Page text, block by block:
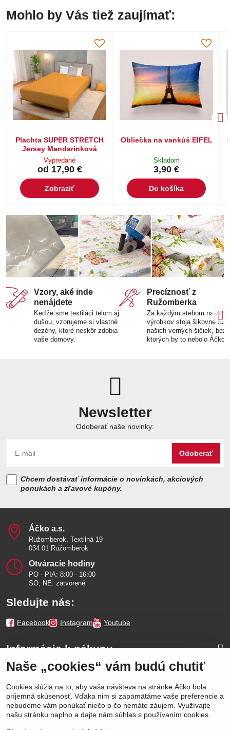
Mohlo by Vás tiež zaujímať:
Plachta SUPER STRETCH
Jersey Mandarinková
Vypredané
od 17,90 €
Zobraziť
Obliečka na vankúš EIFEL
Skladom
3,90 €
Do košíka
Vzory, aké inde
nenájdete
Keďže sme textiláci telom aj
dušou, vzorujeme si vlastné
dezény, ktoré neskôr zdobia
vaše domovy.
Precíznosť z
Ružomberka
Za každým stehom našich
výrobkov stoja šikovné ruky
našich verných šičiek, bez
ktorých by to nebolo Áčko.
Newsletter
Odoberať naše novinky:
Odoberať
Chcem dostávať informácie o novinkách, akciových
ponukách a zľavové kupóny.
Áčko a​.s​.
Ružomberok, Textilná 19
034 01 Ružomberok
Otváracie hodiny
PO - PIA: 8:00 - 16:00
SO, NE: zatvorené
Sledujte nás:
Facebook Instagram Youtube
Informácie k nákupu
Naše značky
Výhody
Naše „cookies“ vám budú chutiť
Cookies slúžia na to, aby vaša návšteva na stránke Áčko bola
príjemná skúsenosť. Vďaka nim si zapamätáme vaše preferencie a
nebudeme vám ponúkať niečo o čo nemáte záujem. Využívajte
našu stránku naplno a dajte nám súhlas s používaním cookies.